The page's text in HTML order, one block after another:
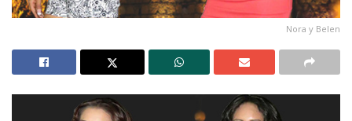
Nora y Belen